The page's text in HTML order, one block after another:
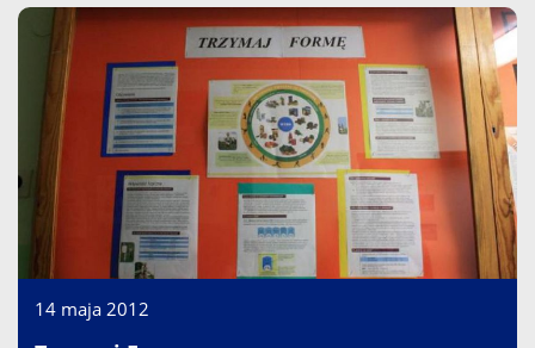
14 maja 2012